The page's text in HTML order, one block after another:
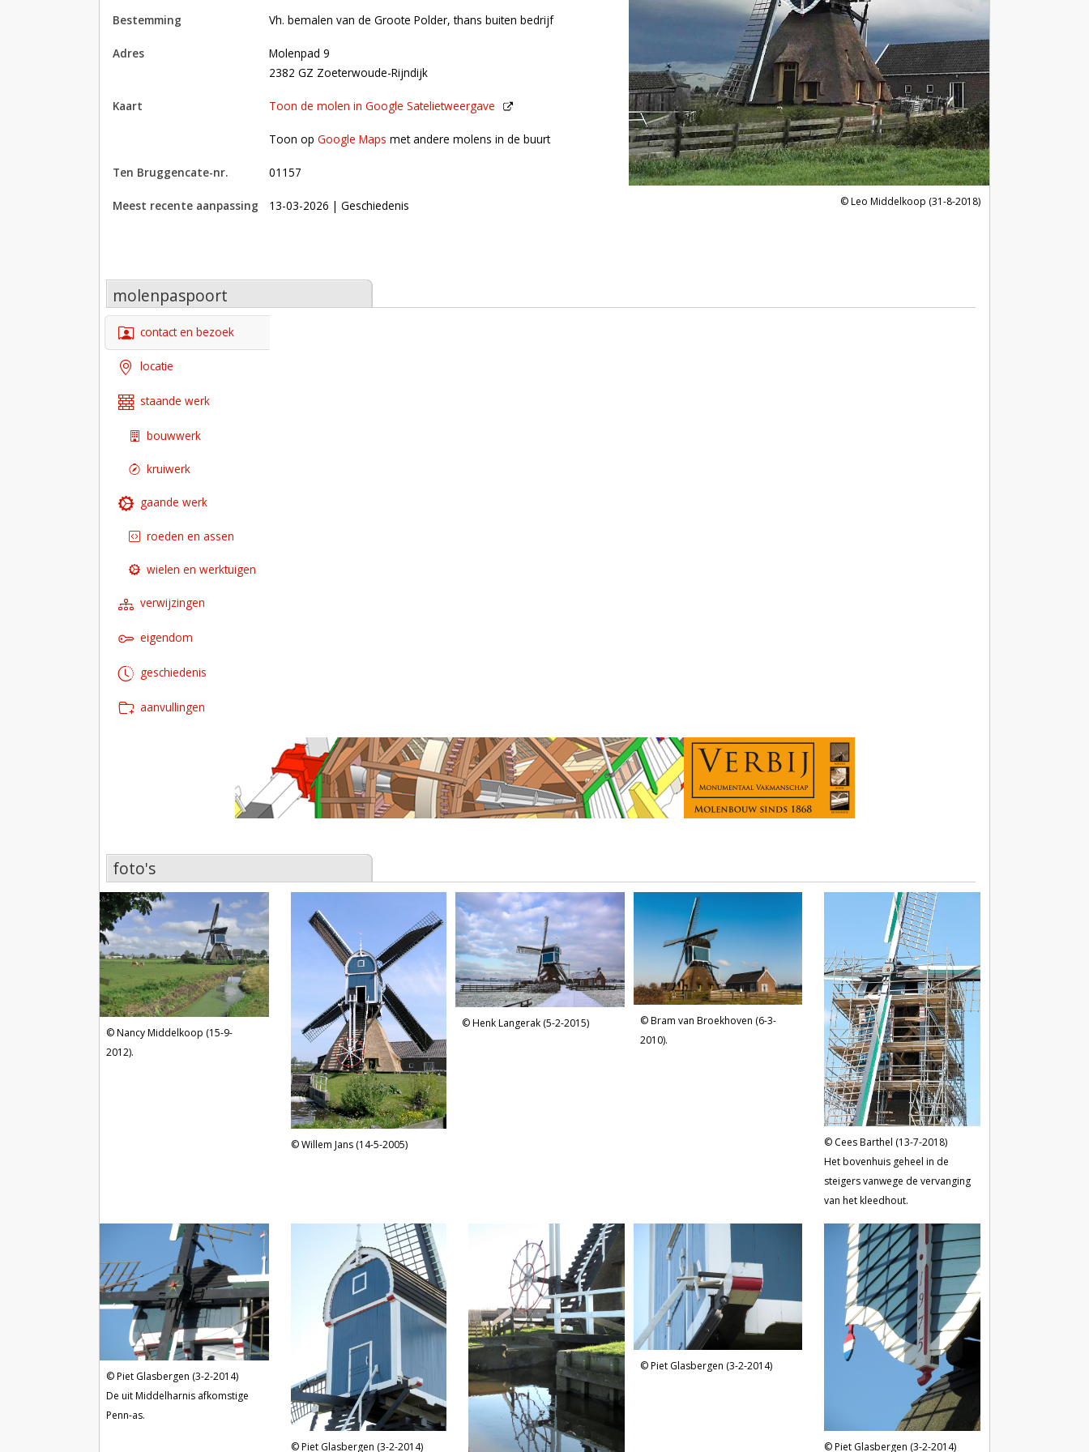
bestemming Vh. bemalen van de Groote Polder, thans buiten bedrijf
adres
Molenpad 9
2382 GZ Zoeterwoude-Rijndijk
kaart Toon de molen in Google Satelietweergave
Toon op Google Maps met andere molens in de buurt
Toon op Google Maps met andere molens in de buurt
Ten Bruggencate-nr. 01157
Meest recente aanpassing 13-03-2026 | Geschiedenis Leo Middelkoop (31-8-2018)
molenpaspoort
contact en bezoek
locatie
staande werk
bouwwerk
kruiwerk
gaande werk
roeden en assen
wielen en werktuigen
verwijzingen
eigendom
geschiedenis
aanvullingen
foto's
foto's
Nancy Middelkoop (15-9-
2012).
Willem Jans (14-5-2005)
Henk Langerak (5-2-2015)
Bram van Broekhoven (6-3-
2010).
Cees Barthel (13-7-2018)
Het bovenhuis geheel in de
steigers vanwege de vervanging
van het kleedhout.
Piet Glasbergen (3-2-2014)
De uit Middelharnis afkomstige
Penn-as.
Piet Glasbergen (3-2-2014)
Piet Glasbergen (3-2-2014)
Piet Glasbergen (3-2-2014)